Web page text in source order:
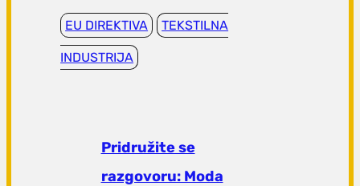
EU DIREKTIVA TEKSTILNA
INDUSTRIJA
Pridružite se
razgovoru: Moda